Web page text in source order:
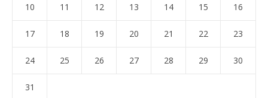
10 11 12 13 14 15 16
17 18 19 20 21 22 23
24 25 26 27 28 29 30
31